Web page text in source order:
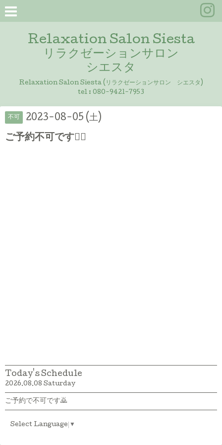
Relaxation Salon Siesta
リラクゼーションサロン
シエスタ
Relaxation Salon Siesta (リラクゼーションサロン シエスタ)
tel : 080-9421-7953
不可 2023-08-05 (土)
ご予約不可です🙇‍♀️
Today's Schedule
2026.08.08 Saturday
ご予約で不可です🙇
Select Language ▼